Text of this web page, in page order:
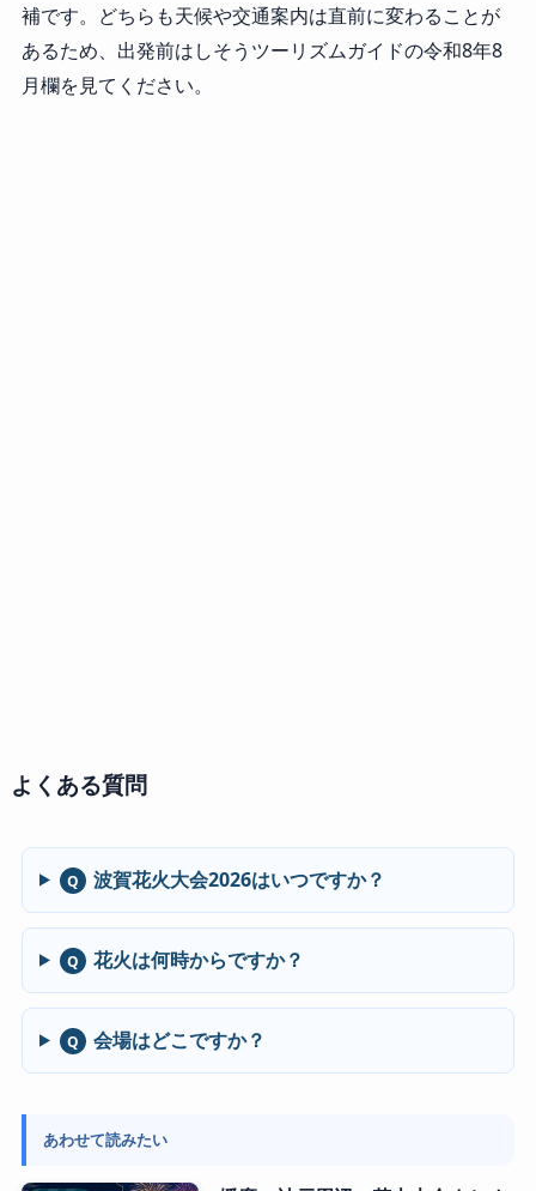
補です。どちらも天候や交通案内は直前に変わることが
あるため、出発前はしそうツーリズムガイドの令和8年8
月欄を見てください。
よくある質問
Q 波賀花火大会2026はいつですか？
Q 花火は何時からですか？
Q 会場はどこですか？
あわせて読みたい